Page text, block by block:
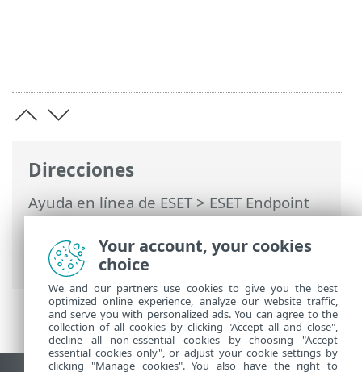
Direcciones
Ayuda en línea de ESET>ESET Endpoint
Security>Documentación para equipos
administrados de forma remota >¿Qué
son las políticas?> Fusión de políticas
Your account, your cookies
choice
We and our partners use cookies to give you the best
optimized online experience, analyze our website traffic,
and serve you with personalized ads. You can agree to the
collection of all cookies by clicking "Accept all and close",
decline all non-essential cookies by choosing "Accept
essential cookies only", or adjust your cookie settings by
clicking "Manage cookies". You also have the right to